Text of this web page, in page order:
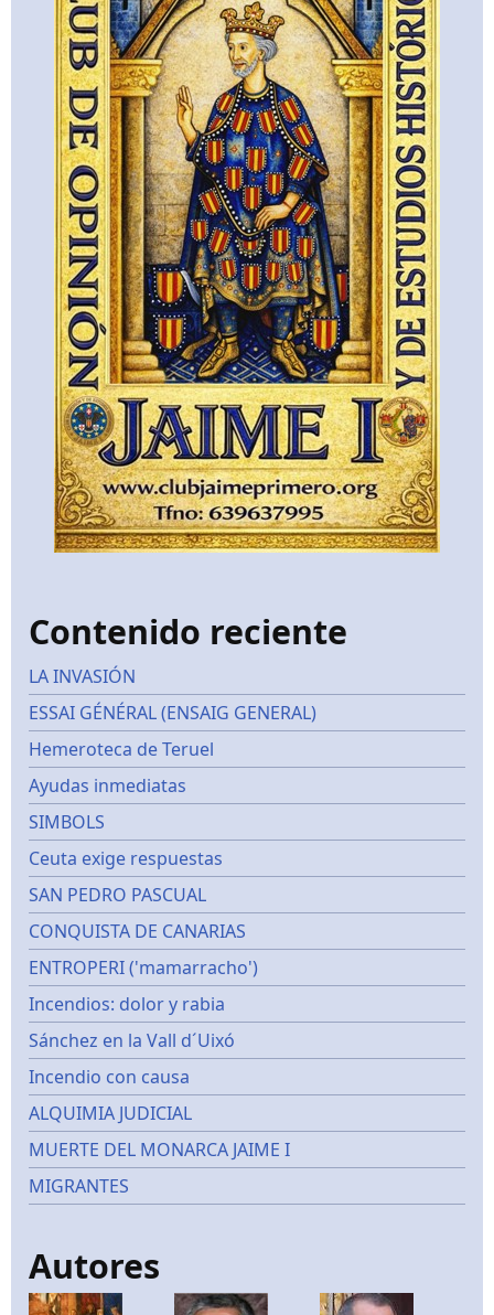
Contenido reciente
LA INVASIÓN
ESSAI GÉNÉRAL (ENSAIG GENERAL)
Hemeroteca de Teruel
Ayudas inmediatas
SIMBOLS
Ceuta exige respuestas
SAN PEDRO PASCUAL
CONQUISTA DE CANARIAS
ENTROPERI ('mamarracho')
Incendios: dolor y rabia
Sánchez en la Vall d´Uixó
Incendio con causa
ALQUIMIA JUDICIAL
MUERTE DEL MONARCA JAIME I
MIGRANTES
Autores